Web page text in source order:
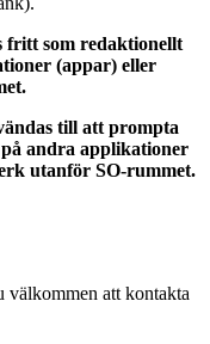
fritt som redaktionellt
(appar) eller
till att prompta
andra applikationer
utanför SO-rummet.
välkommen att kontakta